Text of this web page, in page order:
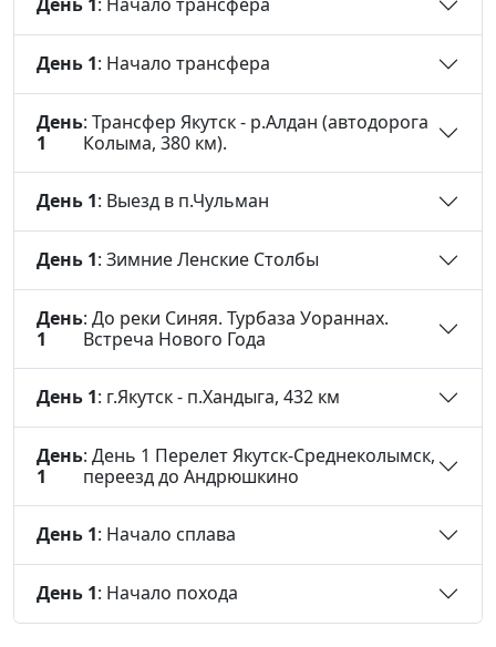
День 1: Начало трансфера
День
1
: Трансфер Якутск - р.Алдан (автодорога
Колыма, 380 км).
День 1: Выезд в п.Чульман
День 1: Зимние Ленские Столбы
День
1
: До реки Синяя. Турбаза Уораннах.
Встреча Нового Года
День 1: г.Якутск - п.Хандыга, 432 км
День
1
: День 1 Перелет Якутск-Среднеколымск,
переезд до Андрюшкино
День 1: Начало сплава
День 1: Начало похода